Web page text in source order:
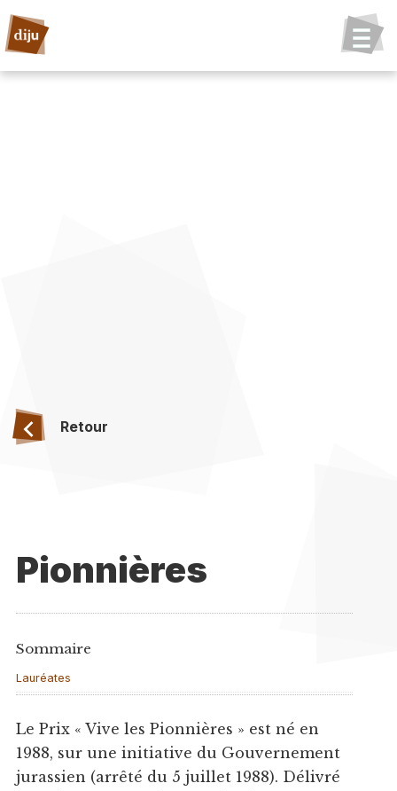
Retour
Pionnières
Sommaire
Lauréates
Le Prix « Vive les Pionnières » est né en
1988, sur une initiative du Gouvernement
jurassien (arrêté du 5 juillet 1988). Délivré